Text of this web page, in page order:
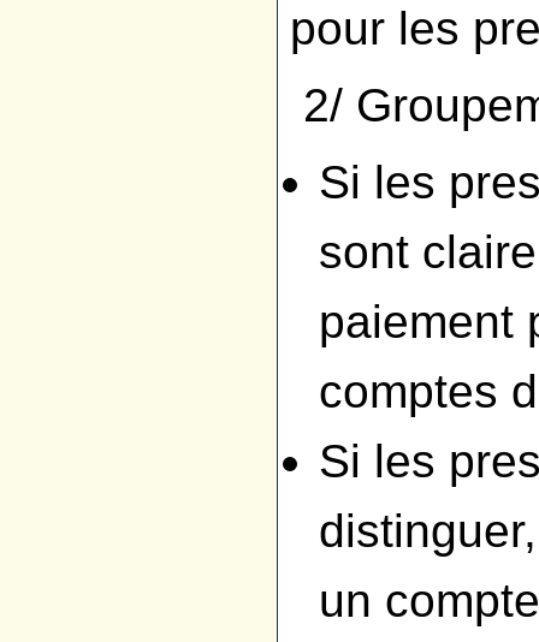
pour les
2/
Si les
sont
paiement
comptes
Si les
un